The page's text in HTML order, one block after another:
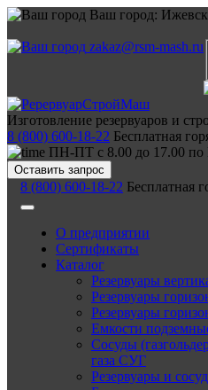
Ваш город: Ижевск
zakaz@rsm-mash.ru
Изготовление резервуаров и
8 (800) 600-18-22 Бесплатная
ПН-ПТ с 8.00 до 17.00
Оставить запрос
8 (800) 600-18-22 Бесплатная
О предприятии
Сертификаты
Каталог
Резервуары
Резервуары
Резервуары
Емкости
Сосуды
газа СУГ
Резервуары и